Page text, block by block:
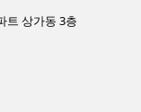
트 상가동 3층